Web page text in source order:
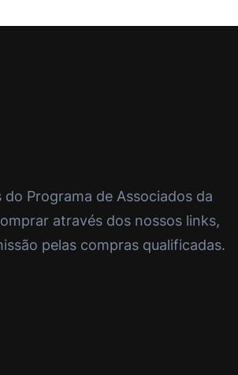
do Programa de Associados da
através dos nossos links,
pelas compras qualificadas.